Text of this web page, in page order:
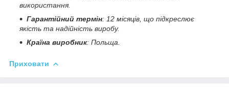
використання.
Гарантійний термін: 12 місяців, що підкреслює
якість та надійність виробу.
Країна виробник: Польща.
Приховати